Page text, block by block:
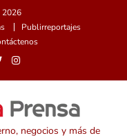
2026
Publirreportajes
negocios y más de